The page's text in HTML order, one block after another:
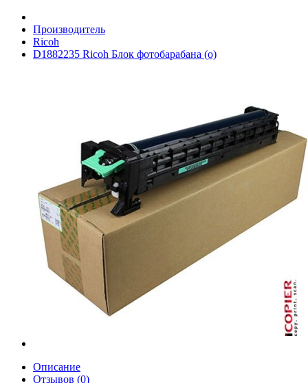
Производитель
Ricoh
D1882235 Ricoh Блок фотобарабана (о)
Описание
Отзывов (0)